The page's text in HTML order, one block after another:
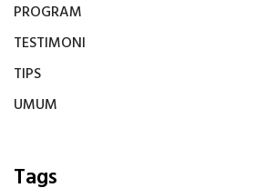
PROGRAM
TESTIMONI
TIPS
UMUM
Tags